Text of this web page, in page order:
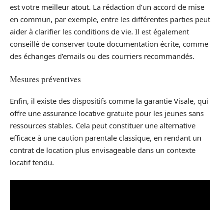
est votre meilleur atout. La rédaction d’un accord de mise
en commun, par exemple, entre les différentes parties peut
aider à clarifier les conditions de vie. Il est également
conseillé de conserver toute documentation écrite, comme
des échanges d’emails ou des courriers recommandés.
Mesures préventives
Enfin, il existe des dispositifs comme la garantie Visale, qui
offre une assurance locative gratuite pour les jeunes sans
ressources stables. Cela peut constituer une alternative
efficace à une caution parentale classique, en rendant un
contrat de location plus envisageable dans un contexte
locatif tendu.